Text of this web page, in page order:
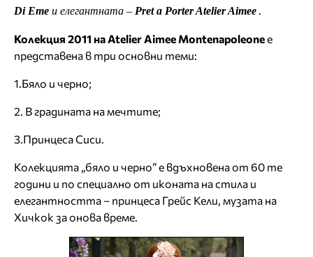
Di Eme и елегантната – Pret a Porter Atelier Aimee
Колекция 2011 на Atelier Aimee Montenapoleoneе
представена в три основни теми:
1.Бяло и черно;
2. В градината на мечтите;
3.Принцеса Сиси.
Колекцията „бяло и черно” е вдъхновена от 60 те
години и по специално от иконата на стила и
елегантността – принцеса Грейс Кели, музата на
Хичкок за онова време.